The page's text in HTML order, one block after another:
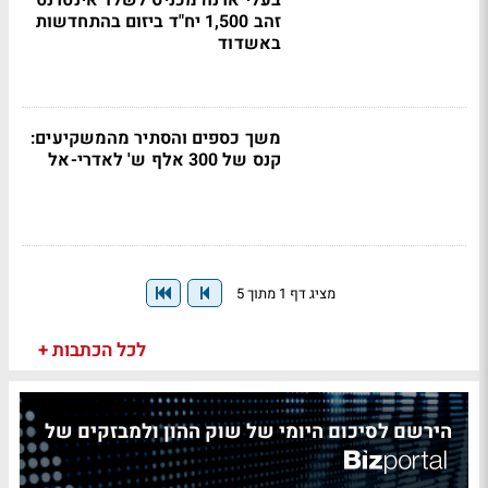
זהב 1,500 יח"ד ביזום בהתחדשות
באשדוד
משך כספים והסתיר מהמשקיעים:
קנס של 300 אלף ש' לאדרי-אל
מציג דף 1 מתוך 5
לכל הכתבות +
הירשם לסיכום היומי של שוק ההון ולמבזקים של